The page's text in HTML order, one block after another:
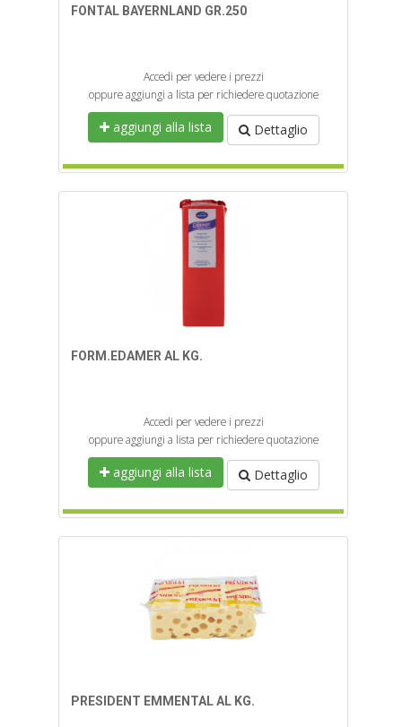
FONTAL BAYERNLAND GR.250
Accedi per vedere i prezzi
oppure aggiungi a lista per richiedere quotazione
aggiungi alla lista Dettaglio
FORM.EDAMER AL KG.
Accedi per vedere i prezzi
oppure aggiungi a lista per richiedere quotazione
aggiungi alla lista Dettaglio
PRESIDENT EMMENTAL AL KG.